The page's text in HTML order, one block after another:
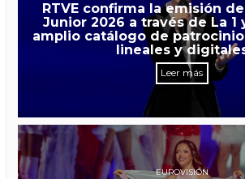
RTVE confirma la emisión
Junior 2026 a través de La 1
amplio catálogo de
lineales y
Leer más
EUROVISIÓN